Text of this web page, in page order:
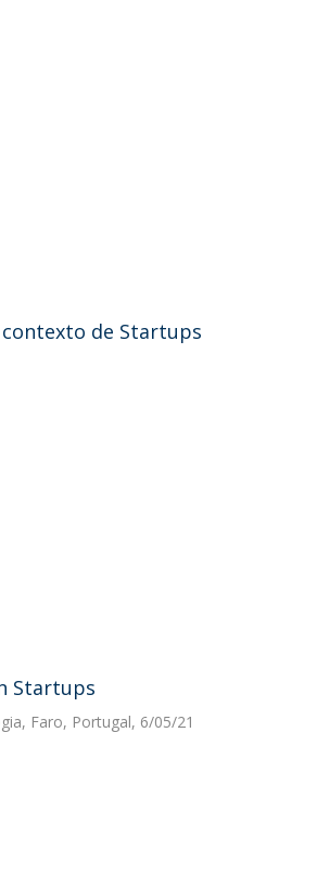
de Startups
Startups
Faro, Portugal, 6/05/21